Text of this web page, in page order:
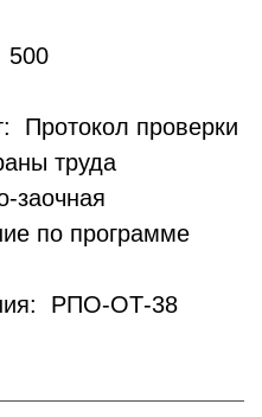
500
Протокол проверки
труда
заочная
по программе
РПО-ОТ-38